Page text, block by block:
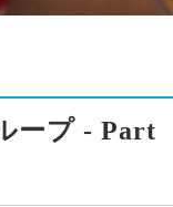
ープ - Part